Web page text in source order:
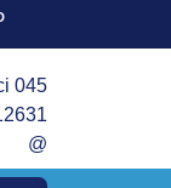
LA
045
@